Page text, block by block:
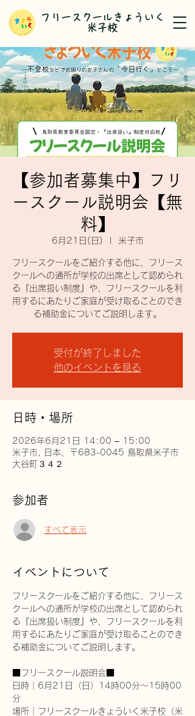
​フリースクールきょういく
米子校
【参加者募集中】フリ
ースクール説明会【無
料】
6月21日(日) 米子市
フリースクールをご紹介する他に、フリース
クールへの通所が学校の出席として認められ
る『出席扱い制度』や、フリースクールを利
用するにあたりご家庭が受け取ることのでき
る補助金についてご説明します。
受付が終了しました
他のイベントを見る
日時・場所
2026年6月21日 14:00 – 15:00
米子市, 日本、〒683-0045 鳥取県米子市
大谷町３４２
参加者
すべて表示
イベントについて
フリースクールをご紹介する他に、フリース
クールへの通所が学校の出席として認められ
る『出席扱い制度』や、フリースクールを利
用するにあたりご家庭が受け取ることのでき
る補助金についてご説明します。
■フリースクール説明会■
日時｜6月21日（日）14時00分～15時00
分
場所｜フリースクールきょういく米子校（米